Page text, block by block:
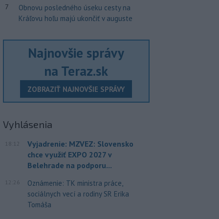
7
Obnovu posledného úseku cesty na
Kráľovu hoľu majú ukončiť v auguste
Najnovšie správy
na Teraz.sk
ZOBRAZIŤ NAJNOVŠIE SPRÁVY
Vyhlásenia
18:12
Vyjadrenie: MZVEZ: Slovensko
chce využiť EXPO 2027 v
Belehrade na podporu...
12:26
Oznámenie: TK ministra práce,
sociálnych vecí a rodiny SR Erika
Tomáša